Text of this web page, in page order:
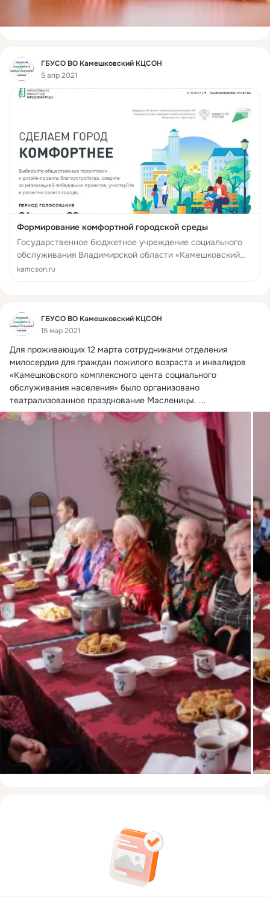
Фид
ГБУСО ВО Камешковский КЦСОН
5 апр 2021
Формирование комфортной городской среды
Государственное бюджетное учреждение социального
обслуживания Владимирской области «Камешковский
комплексный центр социального обслуживания
kamcson.ru
Фид
ГБУСО ВО Камешковский КЦСОН
15 мар 2021
Для проживающих 12 марта сотрудниками отделения
милосердия для граждан пожилого возраста и инвалидов
«Камешковского комплексного цента социального
обслуживания населения» было организовано
театрализованное празднование Масленицы. ...